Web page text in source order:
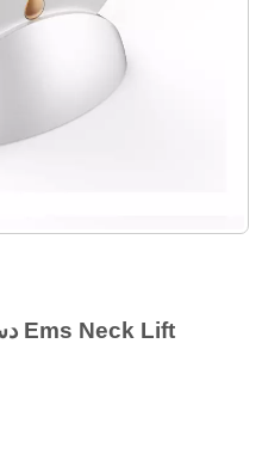
دستگاه ارتعاشی گردن سونیک Ems Neck Lift